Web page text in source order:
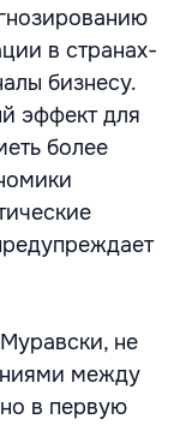
в странах-
бизнесу.
эффект для
более
не
между
в первую